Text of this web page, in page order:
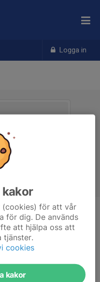
Logga in
kakor
(cookies) för att vår
för dig. De används
att hjälpa oss att
tjänster.
cookies
kakor